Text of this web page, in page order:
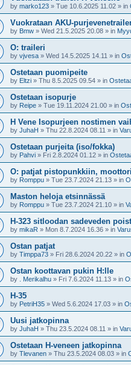
by marko123 » Tue 10.6.2025 11.02 » in
Vuokrataan AKU-
by Bmw » Wed 21.5.2025 20.08 » in
O: traileri
by vjvesa » Wed 14.5.2025 14.11 » in
Ostetaan puomipeite
by Eltzi » Thu 8.5.2025 09.54 » in
Ostetaan isopurje
by Reipe » Tue 19.11.2024 21.00 » in
H Vene Isopurjeen nostimen
by JuhaH » Thu 22.8.2024 08.11 » in
Ostetaan purjeita (iso/fokka)
by Pahvi » Fri 2.8.2024 01.12 » in
O: patjat pistopunkkiin,
by Romppu » Tue 23.7.2024 21.13 » in
Maston heloja etsinnässä
by Romppu » Tue 23.7.2024 21.10 » in
H-323 sitloodan sadeveden
by mikaR » Mon 8.7.2024 16.36 » in
Ostan patjat
by Timppa73 » Fri 28.6.2024 20.22 » in
Ostan koottavan pukin H:lle
by . Merikalhu » Fri 7.6.2024 11.13 » in
H-35
by PetriH35 » Wed 5.6.2024 17.03 » in
Uusi jatkopinna
by JuhaH » Thu 23.5.2024 08.11 » in
Ostetaan H-veneen jatkopinna
by Tlevanen » Thu 23.5.2024 08.03 » in